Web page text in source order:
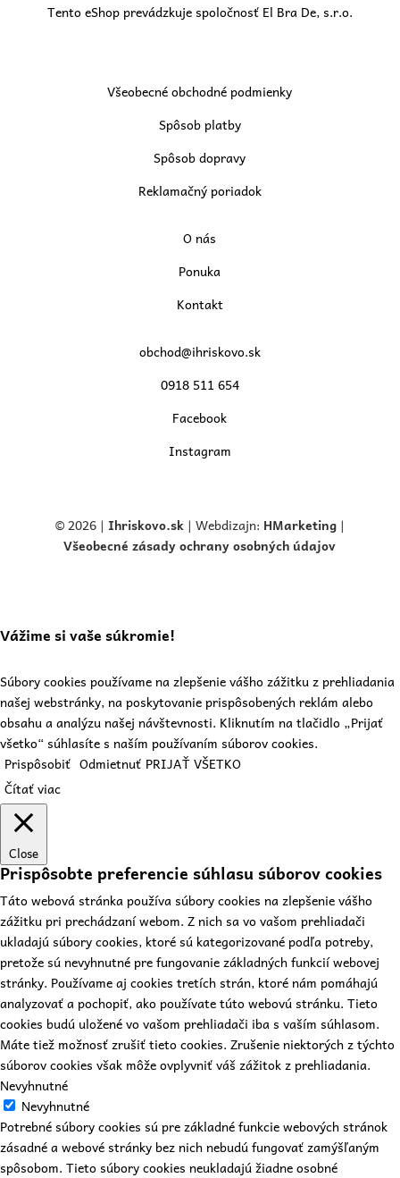
Tento eShop prevádzkuje spoločnosť El Bra De, s.r.o.
Všeobecné obchodné podmienky
Spôsob platby
Spôsob dopravy
Reklamačný poriadok
O nás
Ponuka
Kontakt
obchod@ihriskovo.sk
0918 511 654
Facebook
Instagram
© 2026 | Ihriskovo.sk| Webdizajn: HMarketing |
Všeobecné zásady ochrany osobných údajov
Vážime si vaše súkromie!
Súbory cookies používame na zlepšenie vášho zážitku z prehliadania
našej webstránky, na poskytovanie prispôsobených reklám alebo
obsahu a analýzu našej návštevnosti. Kliknutím na tlačidlo „Prijať
všetko“ súhlasíte s naším používaním súborov cookies.
Prispôsobiť Odmietnuť PRIJAŤ VŠETKO
Čítať viac
Close
Prispôsobte preferencie súhlasu súborov cookies
Táto webová stránka používa súbory cookies na zlepšenie vášho
zážitku pri prechádzaní webom. Z nich sa vo vašom prehliadači
ukladajú súbory cookies, ktoré sú kategorizované podľa potreby,
pretože sú nevyhnutné pre fungovanie základných funkcií webovej
stránky. Používame aj cookies tretích strán, ktoré nám pomáhajú
analyzovať a pochopiť, ako používate túto webovú stránku. Tieto
cookies budú uložené vo vašom prehliadači iba s vaším súhlasom.
Máte tiež možnosť zrušiť tieto cookies. Zrušenie niektorých z týchto
súborov cookies však môže ovplyvniť váš zážitok z prehliadania.
Nevyhnutné
Nevyhnutné
Potrebné súbory cookies sú pre základné funkcie webových stránok
zásadné a webové stránky bez nich nebudú fungovať zamýšľaným
spôsobom. Tieto súbory cookies neukladajú žiadne osobné